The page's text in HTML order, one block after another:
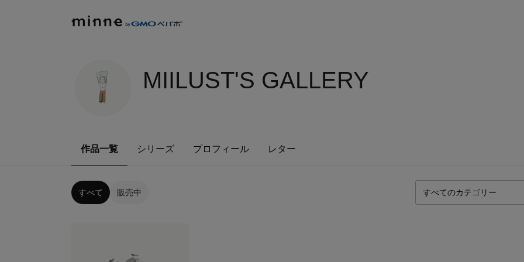
MIILUST'S GALLERY
作品一覧 シリーズ プロフィール レター
すべて 販売中